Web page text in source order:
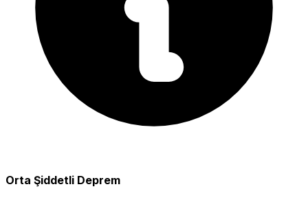
Orta Şiddetli Deprem